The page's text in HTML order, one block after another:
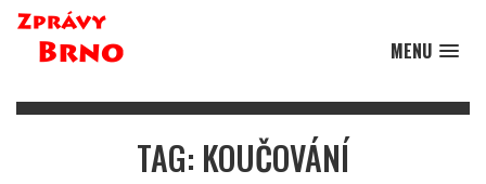
MENU
TAG: KOUČOVÁNÍ